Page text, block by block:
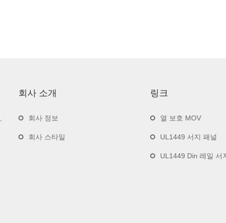
회사 소개
회사 정보
회사 스타일
링크
열 보호 MOV
UL1449 서지 패널
UL1449 Din 레일 서